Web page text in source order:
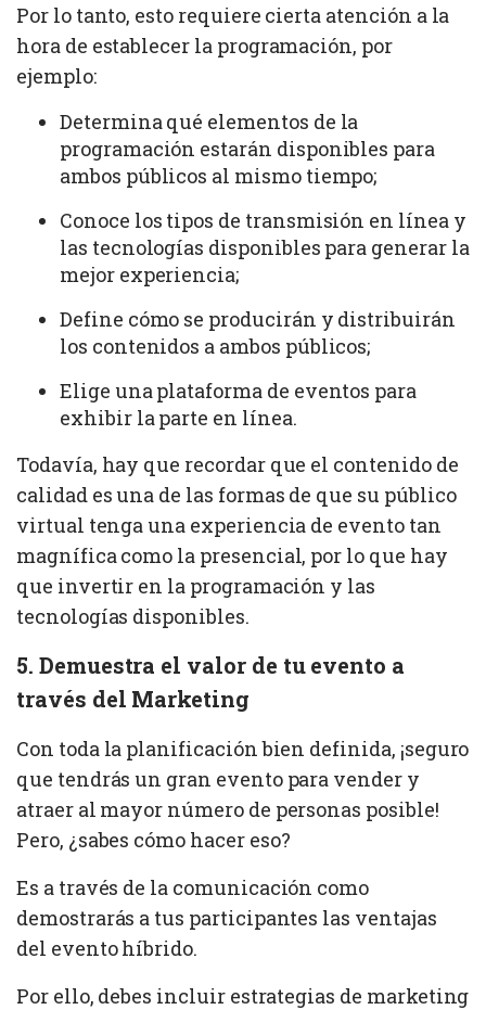
Por lo tanto, esto requiere cierta atención a la
hora de establecer la programación, por
ejemplo:
Determina qué elementos de la
programación estarán disponibles para
ambos públicos al mismo tiempo;
Conoce los tipos de transmisión en línea y
las tecnologías disponibles para generar la
mejor experiencia;
Define cómo se producirán y distribuirán
los contenidos a ambos públicos;
Elige una plataforma de eventos para
exhibir la parte en línea.
Todavía, hay que recordar que el contenido de
calidad es una de las formas de que su público
virtual tenga una experiencia de evento tan
magnífica como la presencial, por lo que hay
que invertir en la programación y las
tecnologías disponibles.
5. Demuestra el valor de tu evento a
través del Marketing
Con toda la planificación bien definida, ¡seguro
que tendrás un gran evento para vender y
atraer al mayor número de personas posible!
Pero, ¿sabes cómo hacer eso?
Es a través de la comunicación como
demostrarás a tus participantes las ventajas
del evento híbrido.
Por ello, debes incluir estrategias de marketing